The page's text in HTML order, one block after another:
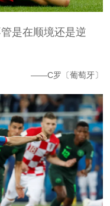
是在顺境还是逆
——C罗〔葡萄牙〕